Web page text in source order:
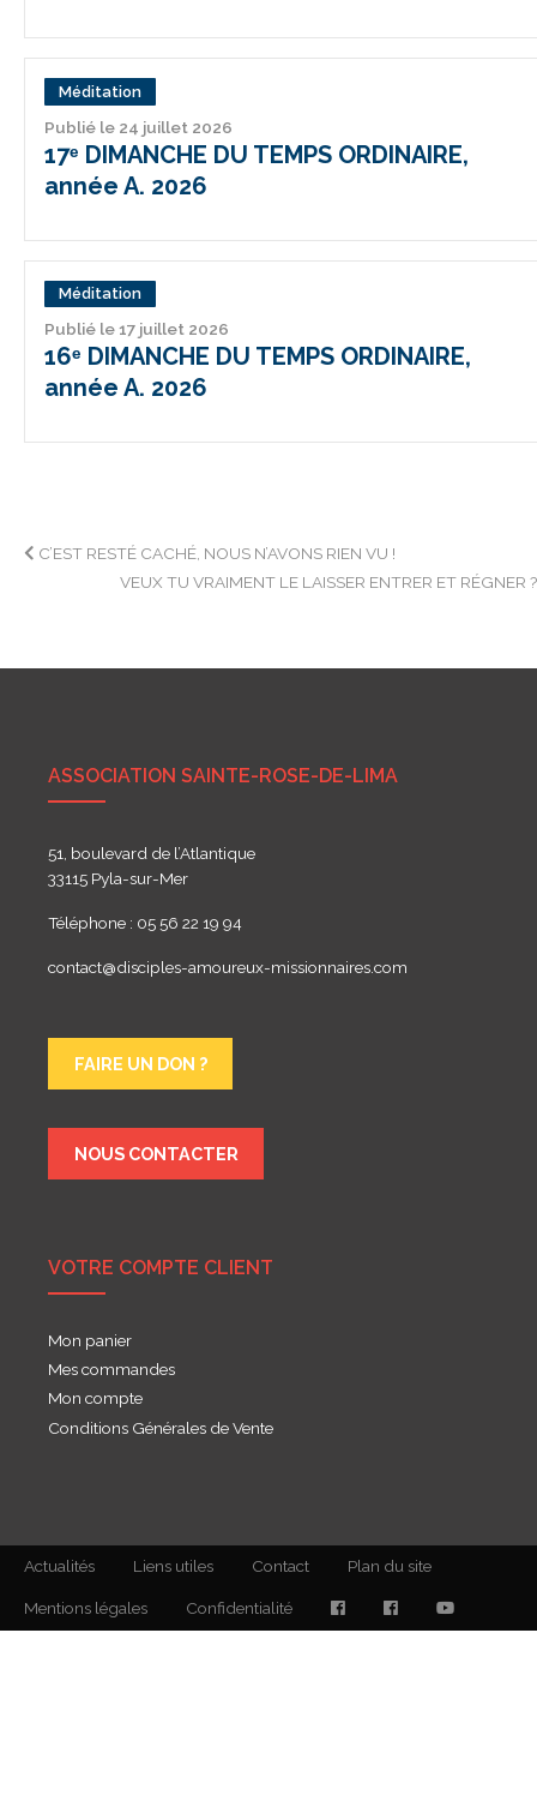
Méditation
Publié le 24 juillet 2026
17ᵉ DIMANCHE DU TEMPS ORDINAIRE,
année A. 2026
Méditation
Publié le 17 juillet 2026
16ᵉ DIMANCHE DU TEMPS ORDINAIRE,
année A. 2026
Navigation
l’article
C’EST RESTÉ CACHÉ, NOUS N’AVONS RIEN VU !
VEUX TU VRAIMENT LE LAISSER ENTRER ET RÉGNER
ASSOCIATION SAINTE-ROSE-DE-LIMA
51, boulevard de l’Atlantique
33115 Pyla-sur-Mer
Téléphone : 05 56 22 19 94
contact@disciples-amoureux-missionnaires.com
FAIRE UN DON ?
NOUS CONTACTER
VOTRE COMPTE CLIENT
Mon panier
Mes commandes
Mon compte
Conditions Générales de Vente
Actualités Liens utiles Contact Plan du site
Mentions légales Confidentialité